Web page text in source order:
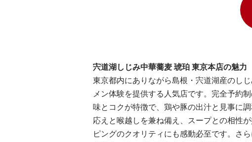
宍道湖しじみ中華蕎麦 琥珀 東京本店の魅力
東京都内にありながら島根・宍道湖産のし
メン体験を提供する人気店です。完全予約
味とコクが特徴で、鶏や豚の出汁と見事に
応えと喉越しを兼ね備え、スープとの相性
ピングのクオリティにも感動必至です。さ